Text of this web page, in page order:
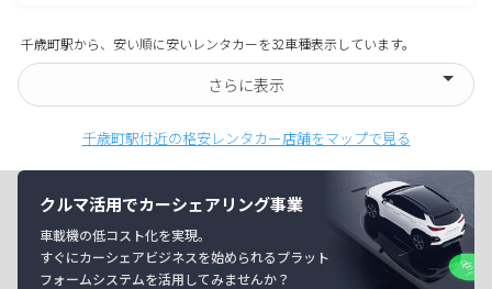
千歳町駅から、安い順に安いレンタカーを32車種表示しています。
さらに表示
千歳町駅付近の格安レンタカー店舗をマップで見る
クルマ活用でカーシェアリング事業
車載機の低コスト化を実現。
すぐにカーシェアビジネスを始められるプラット
フォームシステムを活用してみませんか？